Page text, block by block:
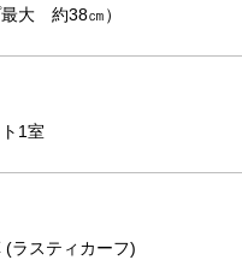
最大 約38㎝）
1室
(ラスティカーフ)